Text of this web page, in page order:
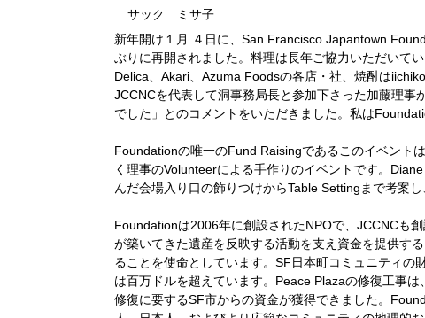
サック ミサ子
新年開け１月 ４日に、San Francisco Japantown
ぶりに再開されました。料理は長年ご協力いただいて
Delica、Akari、Azuma Foodsの各店・社、焼酎は
JCCNCを代表して洞事務局長と参加下さった加藤理
でした」とのコメントをいただきました。私は
Foundationの唯一のFund Raisingであるこのイベント
く理事のVolunteerによる手作りのイベントです。
んだ会場入り口の飾りつけからTable Settingまで考案
Foundationは2006年に創設されたNPOで、JCCNCも
が築いてきた遺産を反映する活動を支え資金を提供す
ることを使命としています。SF日本町コミュニティの
は百万ドルを超えています。Peace Plazaの修復工事
修復に要するSF市からの資金が獲得できました。